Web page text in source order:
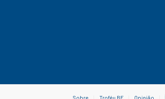
Sobre Troféu BF Opinião